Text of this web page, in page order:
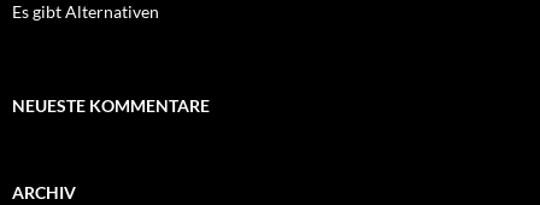
Es gibt Alternativen
NEUESTE KOMMENTARE
ARCHIV